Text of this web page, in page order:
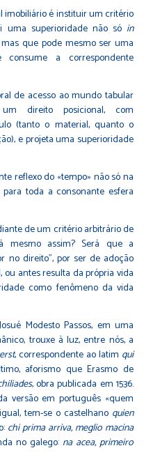
é instituir um critério
uma superioridade não só in
que pode mesmo ser uma
consume a correspondente
acesso ao mundo tabular
direito posicional, com
(tanto o material, quanto o
e projeta uma superioridade
do «tempo» não só na
toda a consonante esfera
de um critério arbitrário de
mesmo assim? Será que a
no direito”, por ser de adoção
antes resulta da própria vida
como fenômeno da vida
Passos, em uma
trouxe à luz, entre nós, a
, correspondente ao latim qui
aforismo que Erasmo de
, obra publicada em 1536.
versão em português «quem
tem-se o castelhano quien
chi prima arriva, meglio macina
no galego: na acea, primeiro